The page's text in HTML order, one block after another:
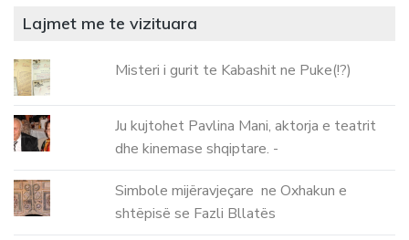
Lajmet me te vizituara
Misteri i gurit te Kabashit ne Puke(!?)
Ju kujtohet Pavlina Mani, aktorja e teatrit
dhe kinemase shqiptare. -
Simbole mijëravjeçare ne Oxhakun e
shtëpisë se Fazli Bllatës